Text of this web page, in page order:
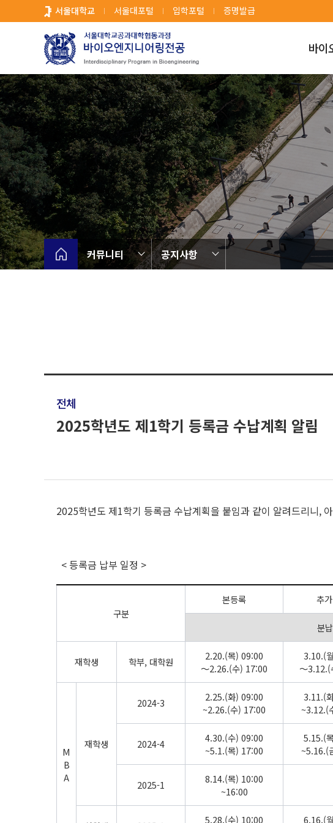
로
뉴
서울대학교 서울대포털 입학포털 증명발급
바이
커뮤니티 공지사항
전체
2025학년도 제1학기 등록금 수납계획 알림
2025학년도 제1학기 등록금 수납계획을 붙임과 같이 알려드리니,
< 등록금 납부 일정 >
구분
본등록 추
분
재학생 학부, 대학원
2.20.(목) 09:00
～2.26.(수) 17:00
3.10.(
～3.12.(
M
B
A
재학생
2024-3
2.25.(화) 09:00
~2.26.(수) 17:00
3.11.(
~3.12.(
2024-4
4.30.(수) 09:00
~5.1.(목) 17:00
5.15.(
~5.16.(
2025-1
8.14.(목) 10:00
~16:00
5.28.(수) 10:00
6.16.(